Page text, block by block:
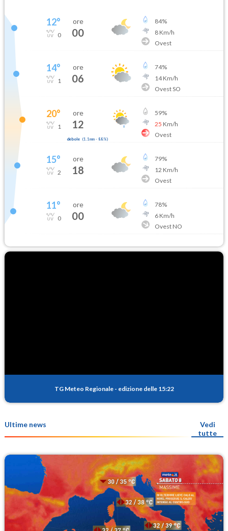
12°
0
ore
00
84%
8Km/h
Ovest
14°
1
ore
06
74%
14Km/h
Ovest SO
20°
1
ore
12
debole (1.1mm- 88%)
59%
25 Km/h
Ovest
15°
2
ore
18
79%
12 Km/h
Ovest
11°
0
ore
00
78%
6Km/h
Ovest NO
TG Meteo Regionale - edizione delle 15:22
Ultime news
Vedi
tutte